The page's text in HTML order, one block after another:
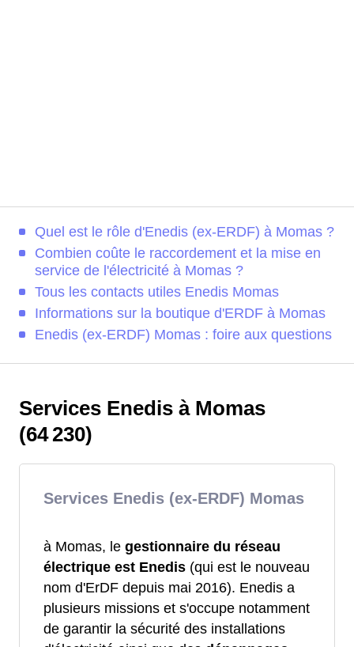
Quel est le rôle d'Enedis (ex-ERDF) à Momas ?
Combien coûte le raccordement et la mise en
service de l'électricité à Momas ?
Tous les contacts utiles Enedis Momas
Informations sur la boutique d'ERDF à Momas
Enedis (ex-ERDF) Momas : foire aux questions
Services Enedis à Momas
(64 230)
Services Enedis (ex-ERDF) Momas
à Momas, le gestionnaire du réseau
électrique est Enedis (qui est le nouveau
nom d'ErDF depuis mai 2016). Enedis a
plusieurs missions et s'occupe notamment
de garantir la sécurité des installations